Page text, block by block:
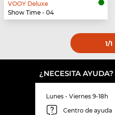
VOOY Deluxe
Show Time - 04
1/1
¿NECESITA AYUDA?
Lunes - Viernes 9-18h
Centro de ayuda